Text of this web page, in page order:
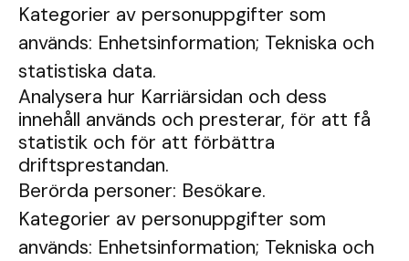
Kategorier av personuppgifter som
används: Enhetsinformation; Tekniska och
statistiska data.
Analysera hur Karriärsidan och dess
innehåll används och presterar, för att få
statistik och för att förbättra
driftsprestandan.
Berörda personer: Besökare.
Kategorier av personuppgifter som
används: Enhetsinformation; Tekniska och